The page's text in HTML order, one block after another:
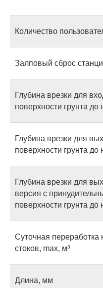
Количество
Залповый сброс
Глубина врезки для
поверхности грунта
Глубина врезки для
поверхности грунта
Глубина врезки для
версия с
поверхности грунта
Суточная переработка
стоков, max, м³
Длина, мм